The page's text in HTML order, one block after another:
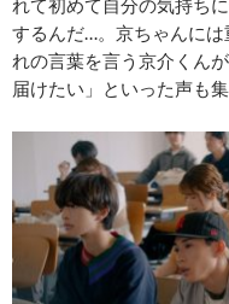
れて初めて自分の気持ち
するんだ…。京ちゃんには
れの言葉を言う京介くん
届けたい」といった声も集